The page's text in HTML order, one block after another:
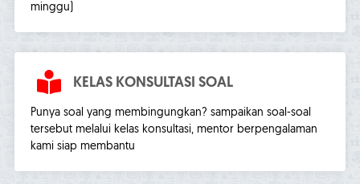
minggu)
KELAS KONSULTASI SOAL
Punya soal yang membingungkan? sampaikan soal-soal
tersebut melalui kelas konsultasi, mentor berpengalaman
kami siap membantu